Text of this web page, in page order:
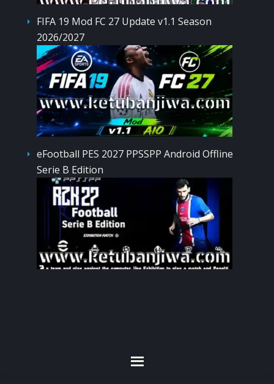
FIFA 19 Mod FC 27 Update v1.1 Season
2026/2027
eFootball PES 2027 PPSSPP Android Offline
Serie B Edition